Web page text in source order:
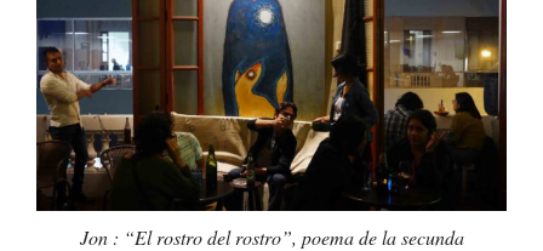
Jon : “El rostro del rostro”, poema de la secunda